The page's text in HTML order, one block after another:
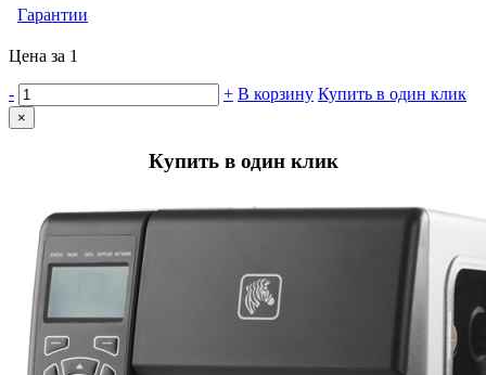
Гарантии
Цена за 1
- + В корзину Купить в один клик
×
Купить в один клик